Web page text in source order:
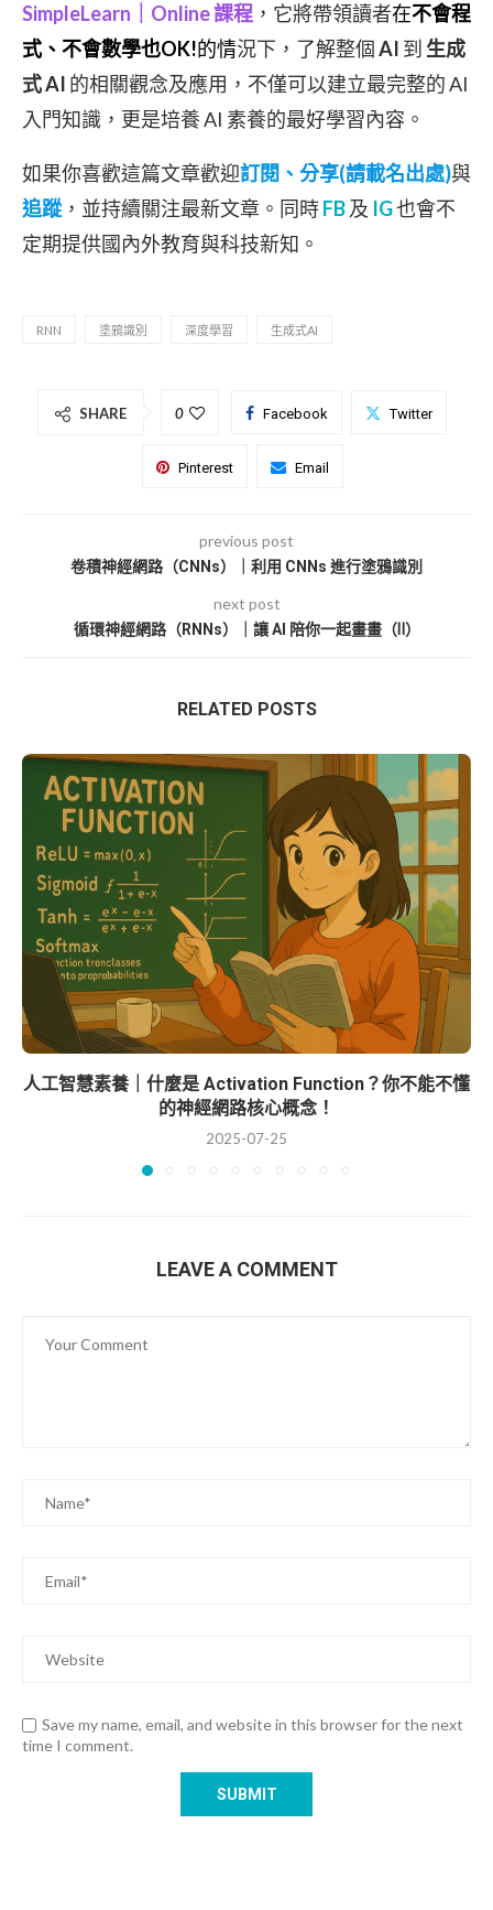
SimpleLearn｜Online 課程 ，它將帶領讀者在不會程
式、不會數學也OK!的情況下，了解整個AI 到 生成
式 AI 的相關觀念及應用，不僅可以建立最完整的 AI
入門知識，更是培養 AI 素養的最好學習內容。
如果你喜歡這篇文章歡迎訂閱、分享(請載名出處)與
追蹤，並持續關注最新文章。同時FB及 IG也會不
定期提供國內外教育與科技新知。
RNN 塗鴉識別 深度學習 生成式AI
SHARE 0 Facebook Twitter
Pinterest Email
previous post
卷積神經網路（CNNs）｜利用 CNNs 進行塗鴉識別
next post
循環神經網路（RNNs）｜讓 AI 陪你一起畫畫（Ⅱ）
RELATED POSTS
人工智慧素養｜什麼是 Activation Function？你不能不懂
的神經網路核心概念！
2025-07-25
LEAVE A COMMENT
Save my name, email, and website in this browser for the next
time I comment.